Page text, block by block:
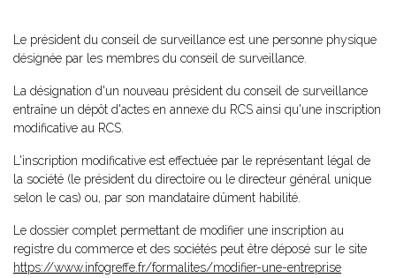
Le président du conseil de surveillance est une personne physique
désignée par les membres du conseil de surveillance.
La désignation d'un nouveau président du conseil de surveillance
entraîne un dépôt d'actes en annexe du RCS ainsi qu'une inscription
modificative au RCS.
L'inscription modificative est effectuée par le représentant légal de
la société (le président du directoire ou le directeur général unique
selon le cas) ou, par son mandataire dûment habilité.
Le dossier complet permettant de modifier une inscription au
registre du commerce et des sociétés peut être déposé sur le site
https://www.infogreffe.fr/formalites/modifier-une-entreprise